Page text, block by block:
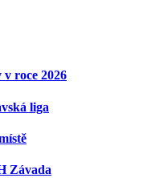
roce 2026
liga
Závada